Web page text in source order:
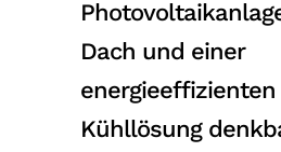
Dach und einer
Kühllösung